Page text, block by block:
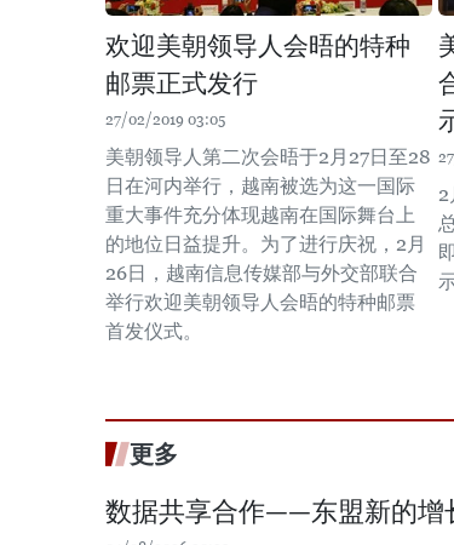
欢迎美朝领导人会晤的特种
邮票正式发行
27/02/2019 03:05
美朝领导人第二次会晤于2月27日至28
日在河内举行，越南被选为这一国际
重大事件充分体现越南在国际舞台上
的地位日益提升。为了进行庆祝，2月
26日，越南信息传媒部与外交部联合
举行欢迎美朝领导人会晤的特种邮票
首发仪式。
2
更多
数据共享合作——东盟新的增